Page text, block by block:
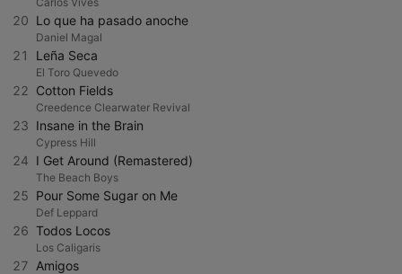
20 Lo que ha pasado anoche
Daniel Magal
21 Leña Seca
El Toro Quevedo
22 Cotton Fields
Creedence Clearwater Revival
23 Insane in the Brain
Cypress Hill
24 I Get Around (Remastered)
The Beach Boys
25 Pour Some Sugar on Me
Def Leppard
26 Todos Locos
Los Caligaris
27 Amigos